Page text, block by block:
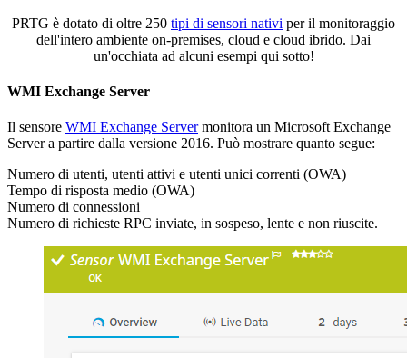
PRTG è dotato di oltre 250 tipi di sensori nativi per il monitoraggio
dell'intero ambiente on-premises, cloud e cloud ibrido. Dai
un'occhiata ad alcuni esempi qui sotto!
WMI Exchange Server
Il sensore WMI Exchange Servermonitora un Microsoft Exchange
Server a partire dalla versione 2016. Può mostrare quanto segue:
Numero di utenti, utenti attivi e utenti unici correnti (OWA)
Tempo di risposta medio (OWA)
Numero di connessioni
Numero di richieste RPC inviate, in sospeso, lente e non riuscite.